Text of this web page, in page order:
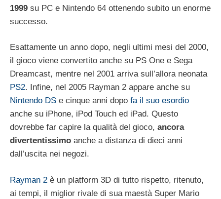
1999 su PC e Nintendo 64 ottenendo subito un enorme
successo.
Esattamente un anno dopo, negli ultimi mesi del 2000,
il gioco viene convertito anche su PS One e Sega
Dreamcast, mentre nel 2001 arriva sull’allora neonata
PS2. Infine, nel 2005 Rayman 2 appare anche su
Nintendo DS e cinque anni dopo fa il suo esordio
anche su iPhone, iPod Touch ed iPad. Questo
dovrebbe far capire la qualità del gioco, ancora
divertentissimo anche a distanza di dieci anni
dall’uscita nei negozi.
Rayman 2 è un platform 3D di tutto rispetto, ritenuto,
ai tempi, il miglior rivale di sua maestà Super Mario